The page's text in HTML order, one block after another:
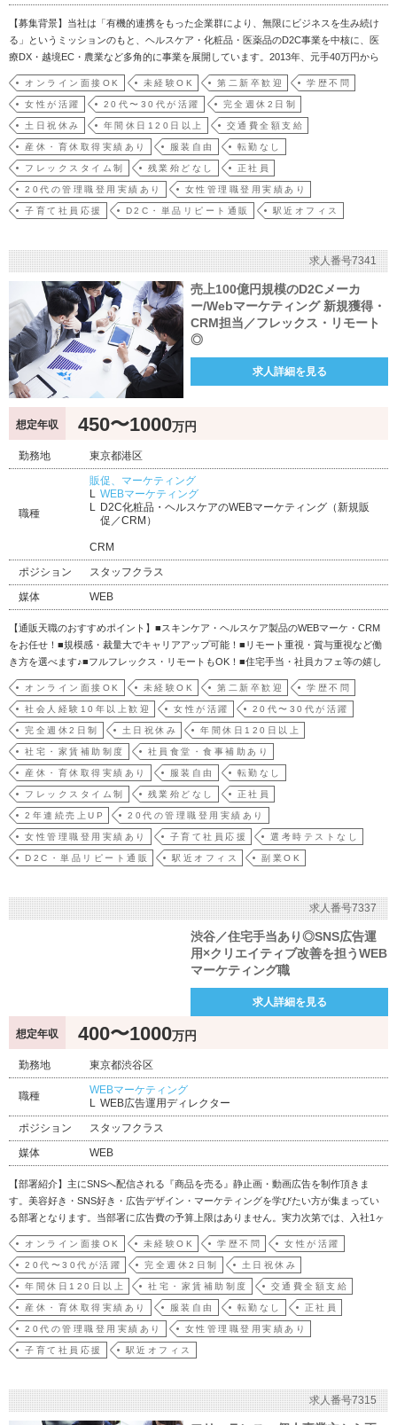
【募集背景】当社は「有機的連携をもった企業群により、無限にビジネスを生み続け
る」というミッションのもと、ヘルスケア・化粧品・医薬品のD2C事業を中核に、医
療DX・越境EC・農業など多角的に事業を展開しています。2013年、元手40万円から
創業。外部資本を一切入れずに年商80億円超まで成長し、上場企業TOP150クラスの一
人当たり営業利益額を誇る少数精鋭の会社です。D2C事業の急拡大にともない、自
社…
オンライン面接OK 未経験OK 第二新卒歓迎 学歴不問
女性が活躍 20代〜30代が活躍 完全週休2日制
土日祝休み 年間休日120日以上 交通費全額支給
産休・育休取得実績あり 服装自由 転勤なし
フレックスタイム制 残業殆どなし 正社員
20代の管理職登用実績あり 女性管理職登用実績あり
子育て社員応援 D2C・単品リピート通販 駅近オフィス
求人番号7341
売上100億円規模のD2Cメーカ
ー/Webマーケティング 新規獲得・
CRM担当／フレックス・リモート
◎
求人詳細を見る
想定年収 450〜1000万円
勤務地 東京都港区
職種
販促、マーケティング
WEBマーケティング
D2C化粧品・ヘルスケアのWEBマーケティング（新規販
促／CRM）
CRM
ポジション
スタッフクラス
媒体
WEB
【通販天職のおすすめポイント】■スキンケア・ヘルスケア製品のWEBマーケ・CRM
をお任せ！■規模感・裁量大でキャリアアップ可能！■リモート重視・賞与重視など働
き方を選べます♪■フルフレックス・リモートもOK！■住宅手当・社員カフェ等の嬉し
い福利厚生も充実◎＝＝＝＝＝＝＝＝＝＝＝＝＝＝＝＝＝＝＝＝＝＝＝私たちは"明日
の可能性を広げる"をミッションに、世界特許技術を用いた「ビタブリッドC」を中心
に、美…
オンライン面接OK 未経験OK 第二新卒歓迎 学歴不問
社会人経験10年以上歓迎 女性が活躍 20代〜30代が活躍
完全週休2日制 土日祝休み 年間休日120日以上
社宅・家賃補助制度 社員食堂・食事補助あり
産休・育休取得実績あり 服装自由 転勤なし
フレックスタイム制 残業殆どなし 正社員
2年連続売上UP 20代の管理職登用実績あり
女性管理職登用実績あり 子育て社員応援 選考時テストなし
D2C・単品リピート通販 駅近オフィス 副業OK
求人番号7337
渋谷／住宅手当あり◎SNS広告運
用×クリエイティブ改善を担うWEB
マーケティング職
求人詳細を見る
想定年収 400〜1000万円
勤務地 東京都渋谷区
職種
WEBマーケティング
WEB広告運用ディレクター
ポジション
スタッフクラス
媒体
WEB
【部署紹介】主にSNSへ配信される『商品を売る』静止画・動画広告を制作頂きま
す。美容好き・SNS好き・広告デザイン・マーケティングを学びたい方が集まってい
る部署となります。当部署に広告費の予算上限はありません。実力次第では、入社1ヶ
月目でご自身の制作物を月間1億円以上の広告費で出稿する事も可能です。【業務内
容】・WEB広告運用（Google、ByteDance、Meta、LAP、X、SmartNe…
オンライン面接OK 未経験OK 学歴不問 女性が活躍
20代〜30代が活躍 完全週休2日制 土日祝休み
年間休日120日以上 社宅・家賃補助制度 交通費全額支給
産休・育休取得実績あり 服装自由 転勤なし 正社員
20代の管理職登用実績あり 女性管理職登用実績あり
子育て社員応援 駅近オフィス
求人番号7315